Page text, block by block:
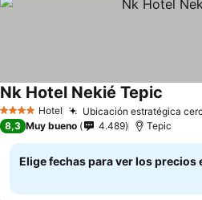
4 EstrellasHotel Ubicación estratégica
Nk Hotel Nekié Tepic
8,3 Muy bueno 4.489 Tepic
Elige fechas para ver los precios